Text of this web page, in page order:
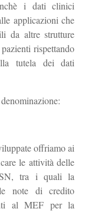
i dati clinici
applicazioni che
da altre strutture
rispettando
tutela dei dati
offriamo ai
le attività delle
tra i quali la
note di credito
al MEF per la